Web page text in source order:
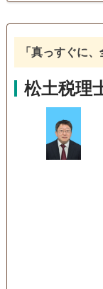
銀行手続き
電話相談可 土
事務所面談可
「真っすぐに
松土税理